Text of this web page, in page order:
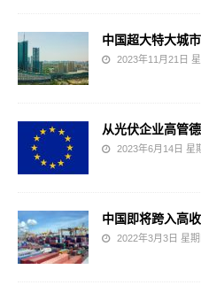
中国超大特大城
2023年11月21日
从光伏企业高管
2023年6月14日 星
中国即将跨入高
2022年3月3日 星